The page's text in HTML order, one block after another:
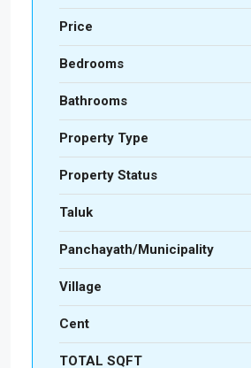
Price
Bedrooms
Bathrooms
Property Type
Property Status
Taluk
Panchayath/Municipality
Village
Cent
TOTAL SQFT